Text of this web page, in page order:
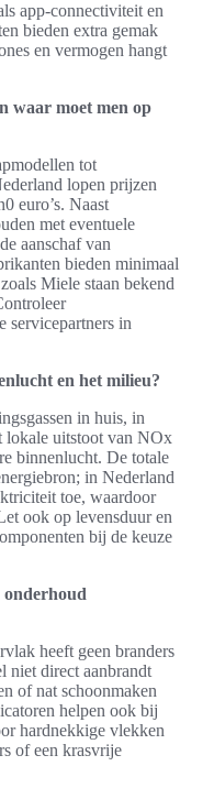
app-connectiviteit en
bieden extra gemak
en vermogen hangt
waar moet men op
tot
lopen prijzen
euro’s. Naast
met eventuele
aanschaf van
bieden minimaal
Miele staan bekend
servicepartners in
en het milieu?
in huis, in
lokale uitstoot van NOx
binnenlucht. De totale
in Nederland
toe, waardoor
ook op levensduur en
bij de keuze
onderhoud
heeft geen branders
niet direct aanbrandt
of nat schoonmaken
helpen ook bij
hardnekkige vlekken
of een krasvrije